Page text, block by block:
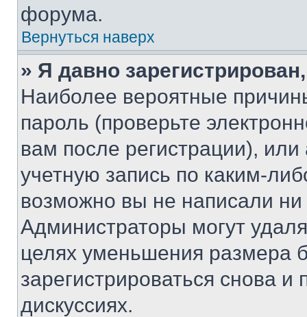
форума.
Вернуться наверх
» Я давно
Наиболее вероятные
пароль (проверьте
вам после регистрации),
учетную запись по каким-
возможно вы не написали
Администраторы могут
целях уменьшения размера
зарегистрироваться снова и
дискуссиях.